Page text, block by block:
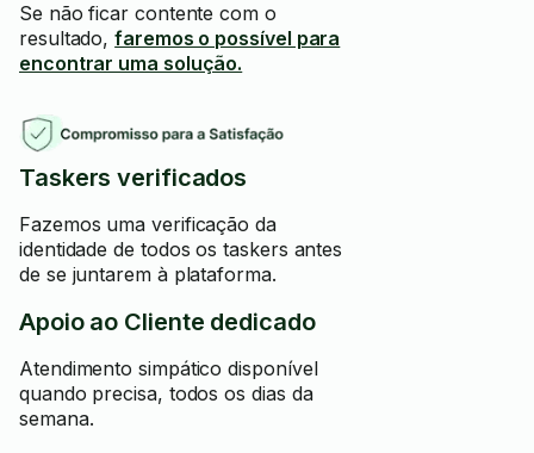
Se não ficar contente com o
resultado,faremos o possível para
encontrar uma solução.
Taskers verificados
Fazemos uma verificação da
identidade de todos os taskers antes
de se juntarem à plataforma.
Apoio ao Cliente dedicado
Atendimento simpático disponível
quando precisa, todos os dias da
semana.